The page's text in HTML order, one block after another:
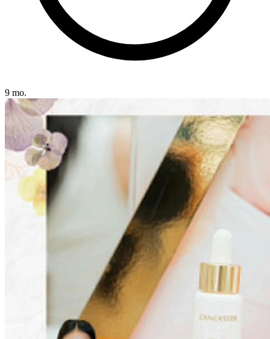
9 mo.